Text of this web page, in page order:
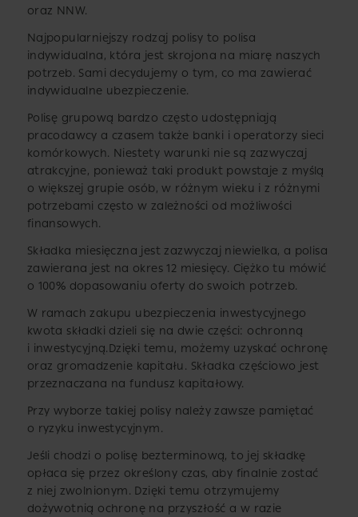
oraz NNW.
Najpopularniejszy rodzaj polisy to polisa
indywidualna, która jest skrojona na miarę naszych
potrzeb. Sami decydujemy o tym, co ma zawierać
indywidualne ubezpieczenie.
Polisę grupową bardzo często udostępniają
pracodawcy a czasem także banki i operatorzy sieci
komórkowych. Niestety warunki nie są zazwyczaj
atrakcyjne, ponieważ taki produkt powstaje z myślą
o większej grupie osób, w różnym wieku i z różnymi
potrzebami często w zależności od możliwości
finansowych.
Składka miesięczna jest zazwyczaj niewielka, a polisa
zawierana jest na okres 12 miesięcy. Ciężko tu mówić
o 100% dopasowaniu oferty do swoich potrzeb.
W ramach zakupu ubezpieczenia inwestycyjnego
kwota składki dzieli się na dwie części: ochronną
i inwestycyjną.Dzięki temu, możemy uzyskać ochronę
oraz gromadzenie kapitału. Składka częściowo jest
przeznaczana na fundusz kapitałowy.
Przy wyborze takiej polisy należy zawsze pamiętać
o ryzyku inwestycyjnym.
Jeśli chodzi o polisę bezterminową, to jej składkę
opłaca się przez określony czas, aby finalnie zostać
z niej zwolnionym. Dzięki temu otrzymujemy
dożywotnią ochronę na przyszłość a w razie